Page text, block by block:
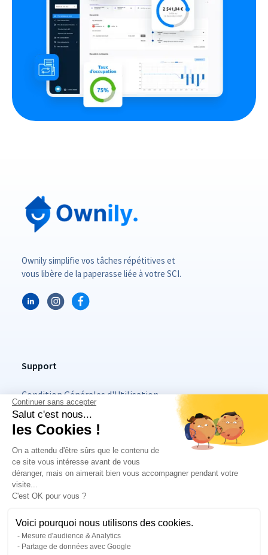
Continuer sans accepter
Salut c'est nous...
les Cookies !
On a attendu d'être sûrs que le contenu de
ce site vous intéresse avant de vous
déranger, mais on aimerait bien vous accompagner pendant votre
visite...
C'est OK pour vous ?
Voici pourquoi nous utilisons des cookies.
Mesure d'audience & Analytics
Partage de données avec Google
Ownily simplifie vos tâches répétitives et
vous libère de la paperasse liée à votre SCI.
Support
Condition Générales d'Utilisation
Mentions légales
Essai
Copyright 2026- HESTIA SAS. Tous droits réservés
Made with 💙 by collectif Kunskap